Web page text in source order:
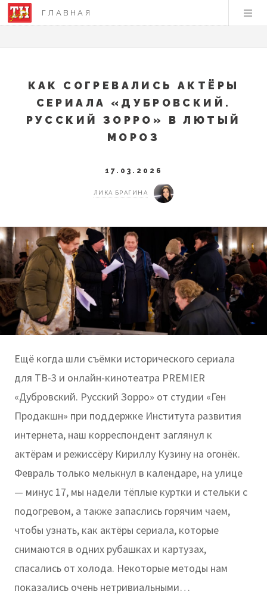
ГЛАВНАЯ
КАК СОГРЕВАЛИСЬ АКТЁРЫ
СЕРИАЛА «ДУБРОВСКИЙ.
РУССКИЙ ЗОРРО» В ЛЮТЫЙ
МОРОЗ
17.03.2026
ЛИКА БРАГИНА
Ещё когда шли съёмки исторического сериала
для ТВ-3 и онлайн-кинотеатра PREMIER
«Дубровский. Русский Зорро» от студии «Ген
Продакшн» при поддержке Института развития
интернета, наш корреспондент заглянул к
актёрам и режиссёру Кириллу Кузину на огонёк.
Февраль только мелькнул в календаре, на улице
— минус 17, мы надели тёплые куртки и стельки с
подогревом, а также запаслись горячим чаем,
чтобы узнать, как актёры сериала, которые
снимаются в одних рубашках и картузах,
спасались от холода. Некоторые методы нам
показались очень нетривиальными…